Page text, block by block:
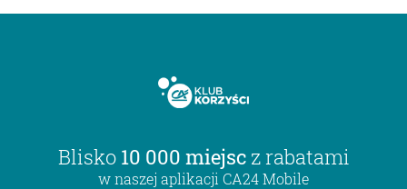
Blisko 10 000 miejsc z rabatami
w naszej aplikacji CA24 Mobile